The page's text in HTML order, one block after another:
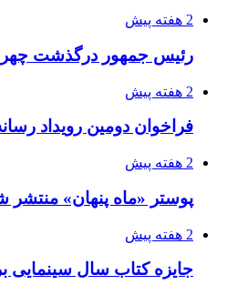
2 هفته پیش
رئیس جمهور درگذشت
2 هفته پیش
فراخوان دومین رویداد
2 هفته پیش
پوستر «ماه پنهان» منتشر
2 هفته پیش
جایزه کتاب سال سینمایی